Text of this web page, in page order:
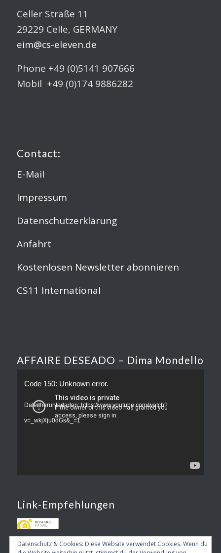
Celler Straße 11
29229 Celle, GERMANY
eim@cs-eleven.de
Phone +49 (0)5141 907666
Mobil +49 (0)174 9886282
Contact:
E-Mail
Impressum
Datenschutzerklärung
Anfahrt
Kostenlosen Newsletter abonnieren
CS11 International
AFFAIRE DESEADO – Dima Mondello
Code 150: Unknown error.
Datei herunterladen: https://www.youtube.com/watch?
v=_wkjXju0dGs&_=1
Link-Empfehlungen
Datenschutz & Cookies: Diese Website verwendet Cookies. Wenn du